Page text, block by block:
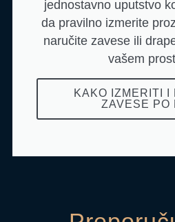
jednostavno uputstvo
da pravilno izmerite
naručite zavese ili
vašem
KAKO IZMERITI I
ZAVESE PO